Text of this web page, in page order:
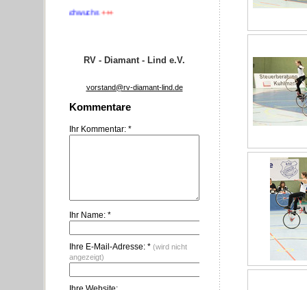
+++
RV - Diamant - Lind e.V.
vorstand@rv-diamant-lind.de
Kommentare
Ihr Kommentar: *
Ihr Name: *
Ihre E-Mail-Adresse: * (wird nicht
angezeigt)